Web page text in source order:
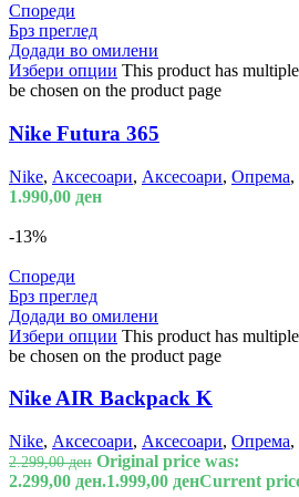
Спореди
Брз преглед
Додади во омилени
Избери опции This product has
be chosen on the product page
Nike Futura 365
Nike, Аксесоари, Аксесоари, Опрема,
1.990,00 ден
-13%
Спореди
Брз преглед
Додади во омилени
Избери опции This product has
be chosen on the product page
Nike AIR Backpack K
Nike, Аксесоари, Аксесоари, Опрема,
2.299,00ден Original price was:
2.299,00 ден.1.999,00 денCurrent